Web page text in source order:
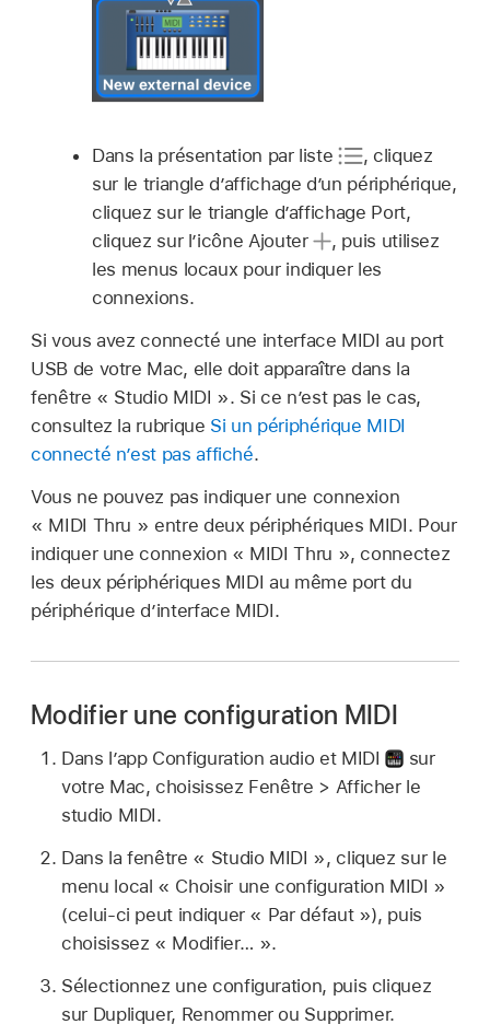
Dans la présentation par liste , cliquez
sur le triangle d’affichage d’un périphérique,
cliquez sur le triangle d’affichage Port,
cliquez sur l’icône Ajouter
, puis utilisez
les menus locaux pour indiquer les
connexions.
Si vous avez connecté une interface MIDI au port
USB de votre Mac, elle doit apparaître dans la
fenêtre « Studio MIDI ». Si ce n’est pas le cas,
consultez la rubrique Si un périphérique MIDI
connecté n’est pas affiché.
Vous ne pouvez pas indiquer une connexion
« MIDI Thru » entre deux périphériques MIDI. Pour
indiquer une connexion « MIDI Thru », connectez
les deux périphériques MIDI au même port du
périphérique d’interface MIDI.
Modifier une configuration MIDI
Dans l’app Configuration audio et MIDI
sur
votre Mac, choisissez Fenêtre > Afficher le
studio MIDI.
Dans la fenêtre « Studio MIDI », cliquez sur le
menu local « Choisir une configuration MIDI »
(celui-ci peut indiquer « Par défaut »), puis
choisissez « Modifier… ».
Sélectionnez une configuration, puis cliquez
sur Dupliquer, Renommer ou Supprimer.